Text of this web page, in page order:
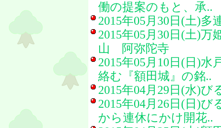
働の提案のもと、承..
2015年05月30日(土)多
2015年05月30日(土)万
山 阿弥陀寺
2015年05月10日(日)水
絡む『額田城』の銘..
2015年04月29日(水)び
2015年04月26日(日)び
から連休にかけ開花..